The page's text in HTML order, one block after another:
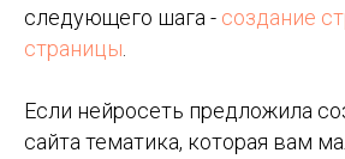
следующего шага - создание
страницы
Если нейросеть предложила
сайта тематика, которая вам